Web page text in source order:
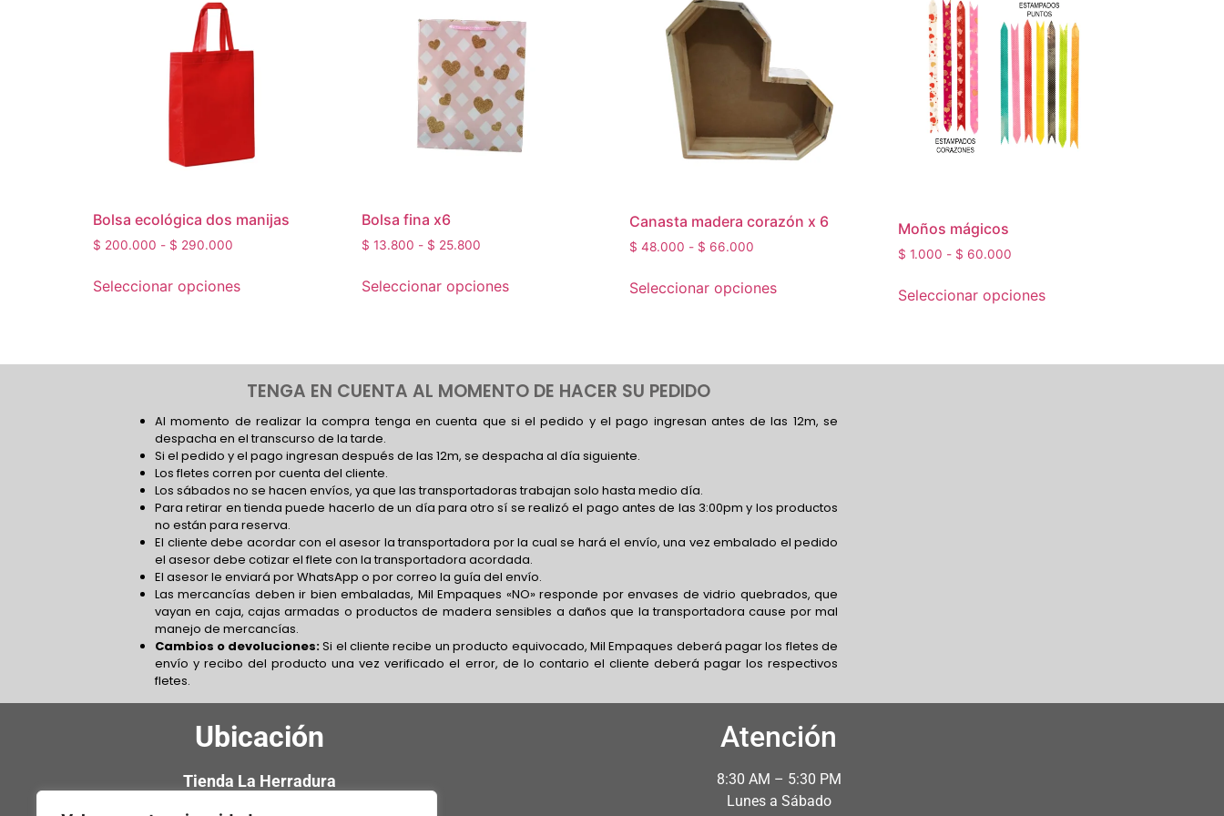
Bolsa ecológica dos manijas
$ 200.000 - $ 290.000
Seleccionar opciones
Bolsa fina x6
$ 13.800 - $ 25.800
Seleccionar opciones
Canasta madera corazón x 6
$ 48.000 - $ 66.000
Seleccionar opciones
Moños mágicos
$ 1.000 - $ 60.000
Seleccionar opciones
TENGA EN CUENTA AL MOMENTO DE HACER SU PEDIDO
Al momento de realizar la compra tenga en cuenta que si el pedido y el pago ingresan antes de las 12m, se
despacha en el transcurso de la tarde.
Si el pedido y el pago ingresan después de las 12m, se despacha al día siguiente.
Los fletes corren por cuenta del cliente.
Los sábados no se hacen envíos, ya que las transportadoras trabajan solo hasta medio día.
Para retirar en tienda puede hacerlo de un día para otro sí se realizó el pago antes de las 3:00pm y los productos
no están para reserva.
El cliente debe acordar con el asesor la transportadora por la cual se hará el envío, una vez embalado el pedido
el asesor debe cotizar el flete con la transportadora acordada.
El asesor le enviará por WhatsApp o por correo la guía del envío.
Las mercancías deben ir bien embaladas, Mil Empaques «NO» responde por envases de vidrio quebrados, que
vayan en caja, cajas armadas o productos de madera sensibles a daños que la transportadora cause por mal
manejo de mercancías.
Cambios o devoluciones:Si el cliente recibe un producto equivocado, Mil Empaques deberá pagar los fletes de
envío y recibo del producto una vez verificado el error, de lo contario el cliente deberá pagar los respectivos
fletes.
Ubicación
Tienda La Herradura
Atención
8:30 AM – 5:30 PM
Lunes a Sábado